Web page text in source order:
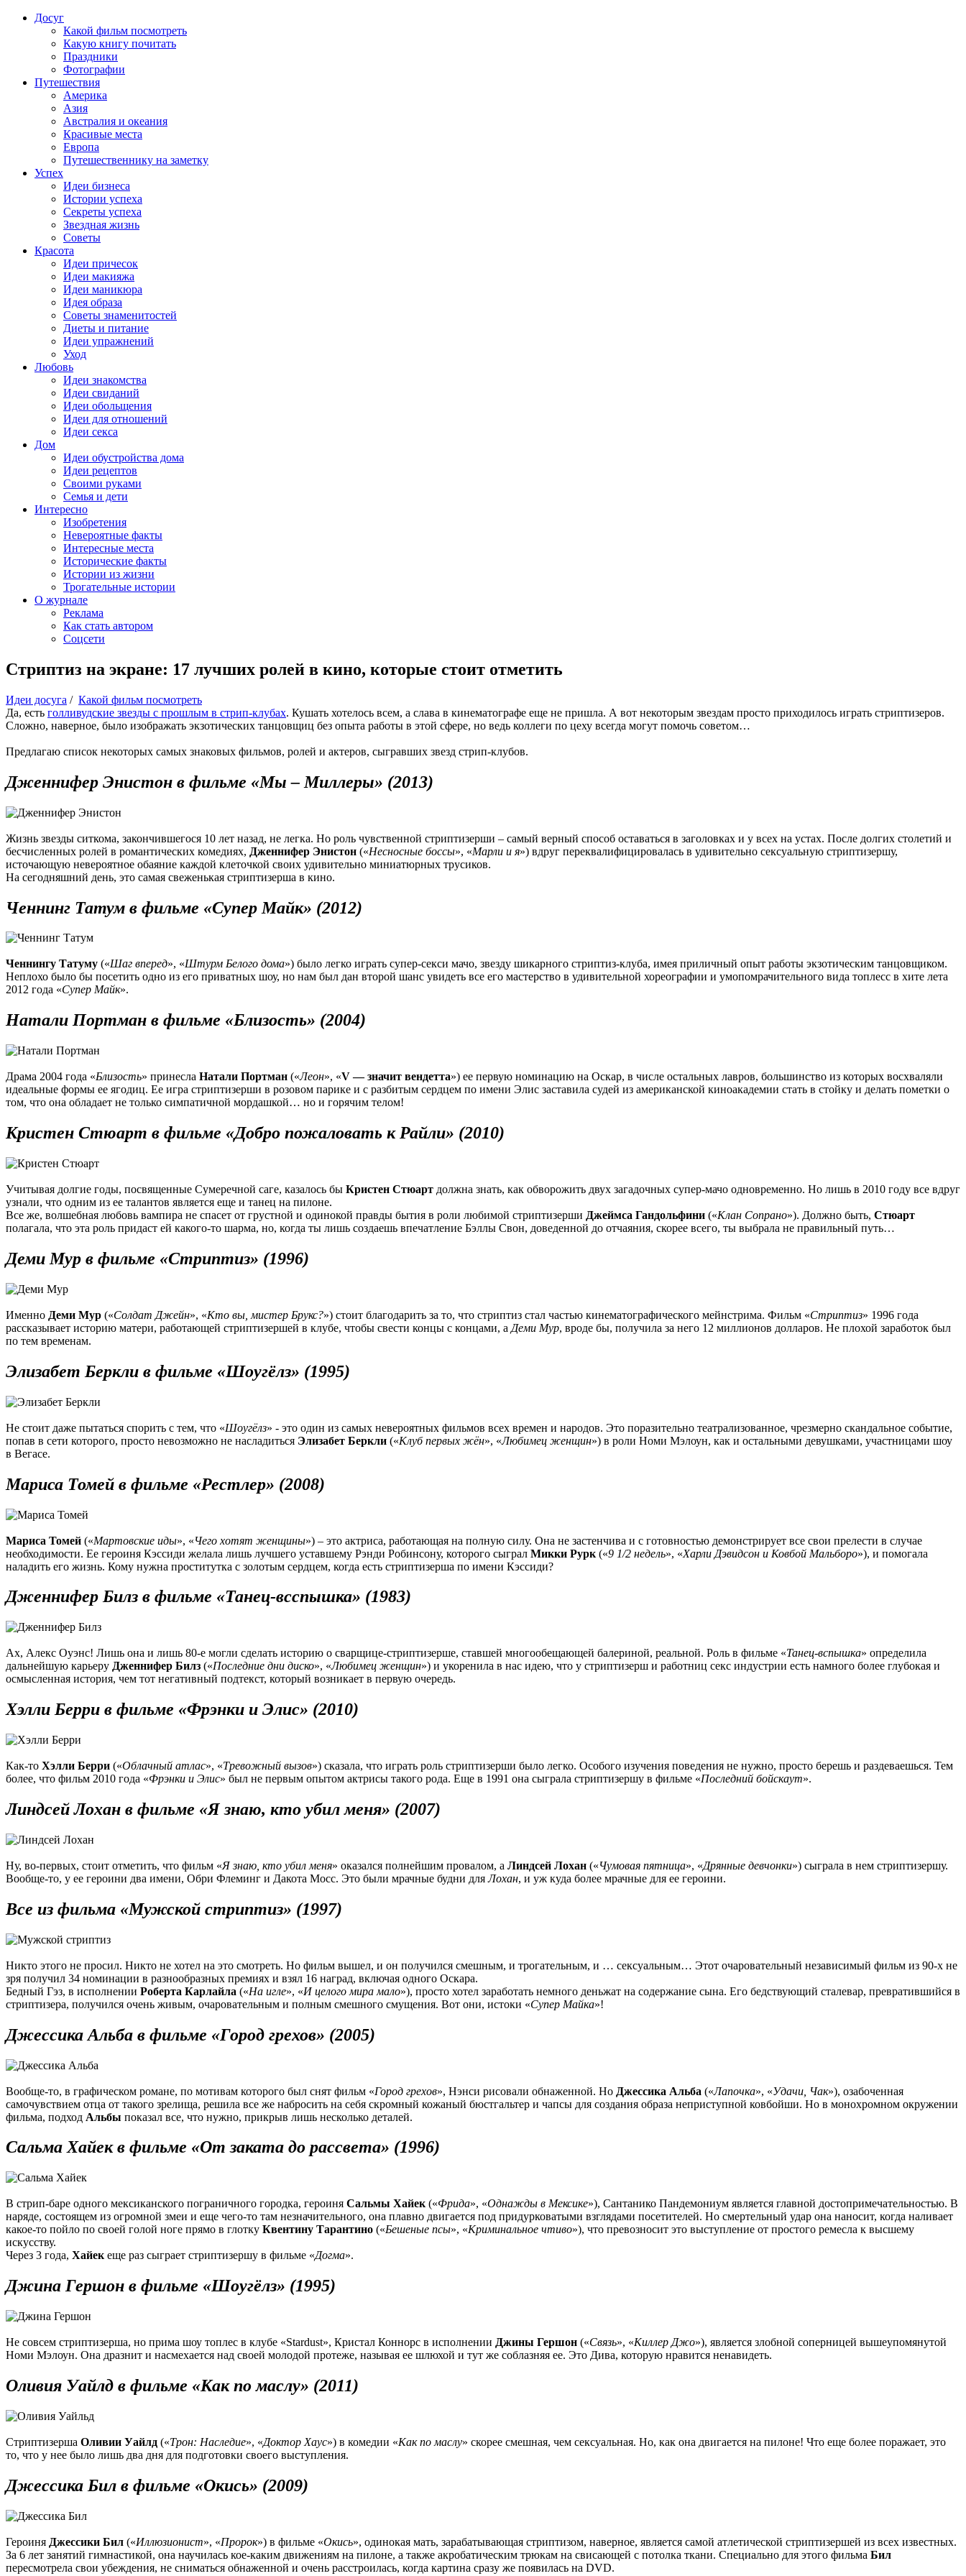
Досуг
Какой фильм посмотреть
Какую книгу почитать
Праздники
Фотографии
Путешествия
Америка
Азия
Австралия и океания
Красивые места
Европа
Путешественнику на заметку
Успех
Идеи бизнеса
Истории успеха
Секреты успеха
Звездная жизнь
Советы
Красота
Идеи причесок
Идеи макияжа
Идеи маникюра
Идея образа
Советы знаменитостей
Диеты и питание
Идеи упражнений
Уход
Любовь
Идеи знакомства
Идеи свиданий
Идеи обольщения
Идеи для отношений
Идеи секса
Дом
Идеи обустройства дома
Идеи рецептов
Своими руками
Семья и дети
Интересно
Изобретения
Невероятные факты
Интересные места
Исторические факты
Истории из жизни
Трогательные истории
О журнале
Реклама
Как стать автором
Соцсети
Стриптиз на экране: 17 лучших ролей в кино, которые стоит отметить
Идеи досуга / Какой фильм посмотреть
Да, есть голливудские звезды с прошлым в стрип-клубах. Кушать хотелось всем, а слава в кинематографе еще не пришла. А вот некоторым звездам просто приходилось играть стриптизеров.
Сложно, наверное, было изображать экзотических танцовщиц без опыта работы в этой сфере, но ведь коллеги по цеху всегда могут помочь советом…
Предлагаю список некоторых самых знаковых фильмов, ролей и актеров, сыгравших звезд стрип-клубов.
Дженнифер Энистон в фильме «Мы – Миллеры» (2013)
Жизнь звезды ситкома, закончившегося 10 лет назад, не легка. Но роль чувственной стриптизерши – самый верный способ оставаться в заголовках и у всех на устах. После долгих столетий и
бесчисленных ролей в романтических комедиях, Дженнифер Энистон («Несносные боссы», «Марли и я») вдруг переквалифицировалась в удивительно сексуальную стриптизершу,
источающую невероятное обаяние каждой клеточкой своих удивительно миниатюрных трусиков.
На сегодняшний день, это самая свеженькая стриптизерша в кино.
Ченнинг Татум в фильме «Супер Майк» (2012)
Ченнингу Татуму («Шаг вперед», «Штурм Белого дома») было легко играть супер-секси мачо, звезду шикарного стриптиз-клуба, имея приличный опыт работы экзотическим танцовщиком.
Неплохо было бы посетить одно из его приватных шоу, но нам был дан второй шанс увидеть все его мастерство в удивительной хореографии и умопомрачительного вида топлесс в хите лета
2012 года «Супер Майк».
Натали Портман в фильме «Близость» (2004)
Драма 2004 года «Близость» принесла Натали Портман («Леон», «V — значит вендетта») ее первую номинацию на Оскар, в числе остальных лавров, большинство из которых восхваляли
идеальные формы ее ягодиц. Ее игра стриптизерши в розовом парике и с разбитым сердцем по имени Элис заставила судей из американской киноакадемии стать в стойку и делать пометки о
том, что она обладает не только симпатичной мордашкой… но и горячим телом!
Кристен Стюарт в фильме «Добро пожаловать к Райли» (2010)
Учитывая долгие годы, посвященные Сумеречной саге, казалось бы Кристен Стюарт должна знать, как обворожить двух загадочных супер-мачо одновременно. Но лишь в 2010 году все вдруг
узнали, что одним из ее талантов является еще и танец на пилоне.
Все же, волшебная любовь вампира не спасет от грустной и одинокой правды бытия в роли любимой стриптизерши Джеймса Гандольфини («Клан Сопрано»). Должно быть, Стюарт
полагала, что эта роль придаст ей какого-то шарма, но, когда ты лишь создаешь впечатление Бэллы Свон, доведенной до отчаяния, скорее всего, ты выбрала не правильный путь…
Деми Мур в фильме «Стриптиз» (1996)
Именно Деми Мур («Солдат Джейн», «Кто вы, мистер Брукс?») стоит благодарить за то, что стриптиз стал частью кинематографического мейнстрима. Фильм «Стриптиз» 1996 года
рассказывает историю матери, работающей стриптизершей в клубе, чтобы свести концы с концами, а Деми Мур, вроде бы, получила за него 12 миллионов долларов. Не плохой заработок был
по тем временам.
Элизабет Беркли в фильме «Шоугёлз» (1995)
Не стоит даже пытаться спорить с тем, что «Шоугёлз» - это один из самых невероятных фильмов всех времен и народов. Это поразительно театрализованное, чрезмерно скандальное событие,
попав в сети которого, просто невозможно не насладиться Элизабет Беркли («Клуб первых жён», «Любимец женщин») в роли Номи Мэлоун, как и остальными девушками, участницами шоу
в Вегасе.
Мариса Томей в фильме «Рестлер» (2008)
Мариса Томей («Мартовские иды», «Чего хотят женщины») – это актриса, работающая на полную силу. Она не застенчива и с готовностью демонстрирует все свои прелести в случае
необходимости. Ее героиня Кэссиди желала лишь лучшего уставшему Рэнди Робинсону, которого сыграл Микки Рурк («9 1/2 недель», «Харли Дэвидсон и Ковбой Мальборо»), и помогала
наладить его жизнь. Кому нужна проститутка с золотым сердцем, когда есть стриптизерша по имени Кэссиди?
Дженнифер Билз в фильме «Танец-всспышка» (1983)
Ах, Алекс Оуэнс! Лишь она и лишь 80-е могли сделать историю о сварщице-стриптизерше, ставшей многообещающей балериной, реальной. Роль в фильме «Танец-вспышка» определила
дальнейшую карьеру Дженнифер Билз («Последние дни диско», «Любимец женщин») и укоренила в нас идею, что у стриптизерш и работниц секс индустрии есть намного более глубокая и
осмысленная история, чем тот негативный подтекст, который возникает в первую очередь.
Хэлли Берри в фильме «Фрэнки и Элис» (2010)
Как-то Хэлли Берри («Облачный атлас», «Тревожный вызов») сказала, что играть роль стриптизерши было легко. Особого изучения поведения не нужно, просто берешь и раздеваешься. Тем
более, что фильм 2010 года «Фрэнки и Элис» был не первым опытом актрисы такого рода. Еще в 1991 она сыграла стриптизершу в фильме «Последний бойскаут».
Линдсей Лохан в фильме «Я знаю, кто убил меня» (2007)
Ну, во-первых, стоит отметить, что фильм «Я знаю, кто убил меня» оказался полнейшим провалом, а Линдсей Лохан («Чумовая пятница», «Дрянные девчонки») сыграла в нем стриптизершу.
Вообще-то, у ее героини два имени, Обри Флеминг и Дакота Мосс. Это были мрачные будни дляЛохан, и уж куда более мрачные для ее героини.
Все из фильма «Мужской стриптиз» (1997)
Никто этого не просил. Никто не хотел на это смотреть. Но фильм вышел, и он получился смешным, и трогательным, и … сексуальным… Этот очаровательный независимый фильм из 90-х не
зря получил 34 номинации в разнообразных премиях и взял 16 наград, включая одного Оскара.
Бедный Гэз, в исполнении Роберта Карлайла («На игле», «И целого мира мало»), просто хотел заработать немного деньжат на содержание сына. Его бедствующий сталевар, превратившийся в
стриптизера, получился очень живым, очаровательным и полным смешного смущения. Вот они, истоки «Супер Майка»!
Джессика Альба в фильме «Город грехов» (2005)
Вообще-то, в графическом романе, по мотивам которого был снят фильм «Город грехов», Нэнси рисовали обнаженной. Но Джессика Альба («Лапочка», «Удачи, Чак»), озабоченная
самочувствием отца от такого зрелища, решила все же набросить на себя скромный кожаный бюстгальтер и чапсы для создания образа неприступной ковбойши. Но в монохромном окружении
фильма, подход Альбы показал все, что нужно, прикрыв лишь несколько деталей.
Сальма Хайек в фильме «От заката до рассвета» (1996)
В стрип-баре одного мексиканского пограничного городка, героиня Сальмы Хайек («Фрида», «Однажды в Мексике»), Сантанико Пандемониум является главной достопримечательностью. В
наряде, состоящем из огромной змеи и еще чего-то там незначительного, она плавно двигается под придурковатыми взглядами посетителей. Но смертельный удар она наносит, когда наливает
какое-то пойло по своей голой ноге прямо в глотку Квентину Тарантино («Бешеные псы», «Криминальное чтиво»), что превозносит это выступление от простого ремесла к высшему
искусству.
Через 3 года, Хайек еще раз сыграет стриптизершу в фильме «Догма».
Джина Гершон в фильме «Шоугёлз» (1995)
Не совсем стриптизерша, но прима шоу топлес в клубе «Stardust», Кристал Коннорс в исполнении Джины Гершон («Связь», «Киллер Джо»), является злобной соперницей вышеупомянутой
Номи Мэлоун. Она дразнит и насмехается над своей молодой протеже, называя ее шлюхой и тут же соблазняя ее. Это Дива, которую нравится ненавидеть.
Оливия Уайлд в фильме «Как по маслу» (2011)
Стриптизерша Оливии Уайлд («Трон: Наследие», «Доктор Хаус») в комедии «Как по маслу» скорее смешная, чем сексуальная. Но, как она двигается на пилоне! Что еще более поражает, это
то, что у нее было лишь два дня для подготовки своего выступления.
Джессика Бил в фильме «Окись» (2009)
Героиня Джессики Бил («Иллюзионист», «Пророк») в фильме «Окись», одинокая мать, зарабатывающая стриптизом, наверное, является самой атлетической стриптизершей из всех известных.
За 6 лет занятий гимнастикой, она научилась кое-каким движениям на пилоне, а также акробатическим трюкам на свисающей с потолка ткани. Специально для этого фильма Бил
пересмотрела свои убеждения, не сниматься обнаженной и очень расстроилась, когда картина сразу же появилась на DVD.